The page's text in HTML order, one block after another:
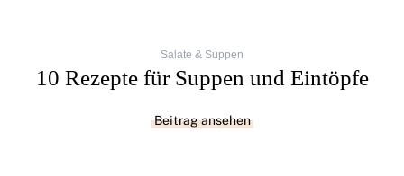
Salate & Suppen
10 Rezepte für Suppen und Eintöpfe
Beitrag ansehen